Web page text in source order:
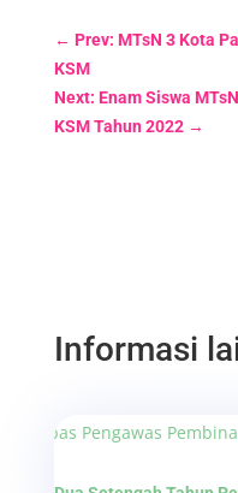
← Prev: MTsN 3 Kota
KSM
Next: Enam Siswa
KSM Tahun 2022→
Informasi